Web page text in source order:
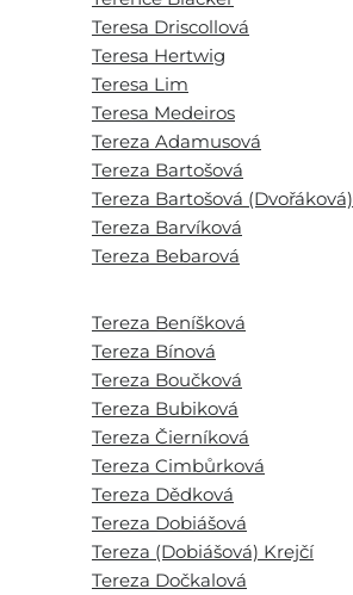
Teresa Driscollová
Teresa Hertwig
Teresa Lim
Teresa Medeiros
Tereza Adamusová
Tereza Bartošová
Tereza Bartošová (Dvořáková)
Tereza Barvíková
Tereza Bebarová
Tereza Beníšková
Tereza Bínová
Tereza Boučková
Tereza Bubiková
Tereza Čierníková
Tereza Cimbůrková
Tereza Dědková
Tereza Dobiášová
Tereza (Dobiášová) Krejčí
Tereza Dočkalová